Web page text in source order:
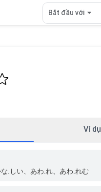
Bắt đầu với
Ví dụ
.しい、あわ.れ、あわ.れむ